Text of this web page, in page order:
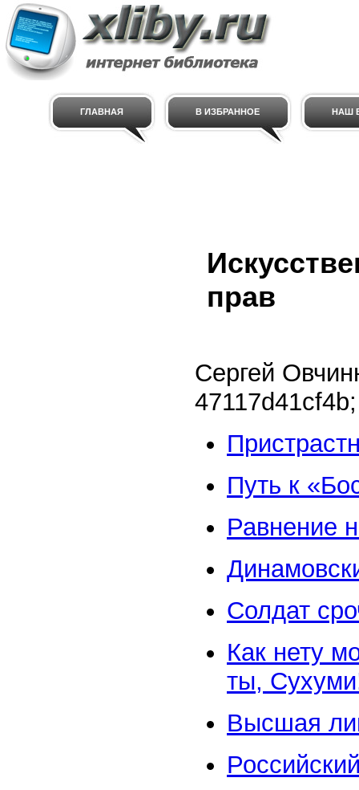
ГЛАВНАЯ В ИЗБРАННОЕ НАШ
прав
Сергей
47117d41cf4b;
Путь к
Равнение
Солдат
Как нету
ты,
Высшая